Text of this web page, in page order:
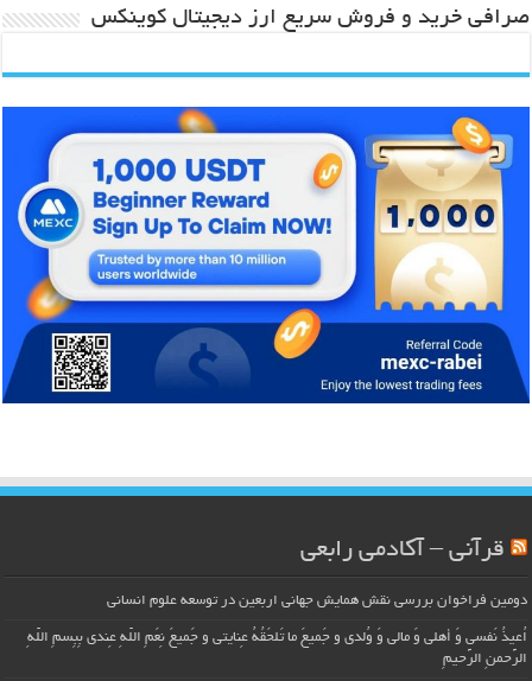
صرافی خرید و فروش سریع ارز دیجیتال کوینکس
قرآنی – آکادمی رابعی
دومین فراخوان بررسی نقش همایش جهانی اربعین در توسعه علوم انسانی
اُعیذُ نَفسی وَ أهلی وَ مالی وَ وُلدی و جَمیعَ ما تَلحَقُهُ عِنایتی و جَمیعَ نِعَمِ اللّهِ عِندی بِبِسمِ اللّهِ
الرَّحمنِ الرَّحیمِ